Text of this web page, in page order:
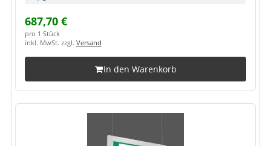
687,70 €
pro 1 Stück
inkl. MwSt. zzgl. Versand
In den Warenkorb